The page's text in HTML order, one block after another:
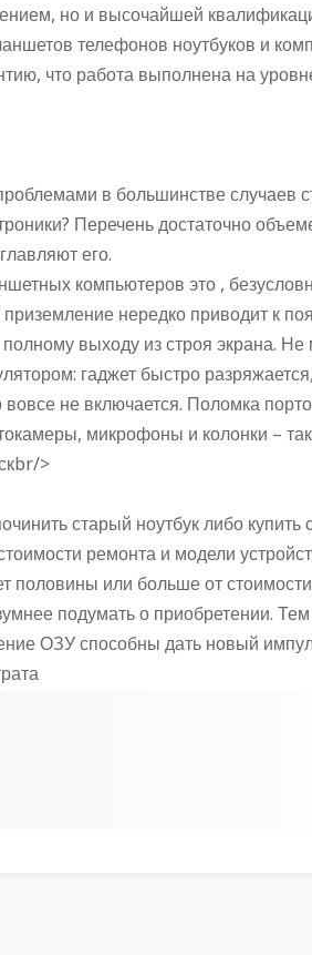
но и высочайшей
телефонов ноутбуков и
что работа выполнена на
в большинстве случаев
Перечень достаточно
его.
компьютеров это ,
нередко приводит к
выходу из строя экрана.
гаджет быстро
не включается. Поломка
микрофоны и колонки –
>
старый ноутбук либо
ремонта и модели
половины или больше от
подумать о приобретении.
ОЗУ способны дать новый